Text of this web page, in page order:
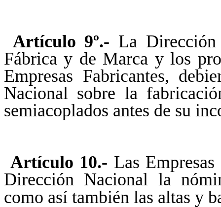
Artículo 9º.- La
Fábrica y de Marca y los
Empresas Fabricantes,
Nacional sobre la
semiacoplados antes de su
Artículo 10.- Las
Dirección Nacional la
como así también las altas y